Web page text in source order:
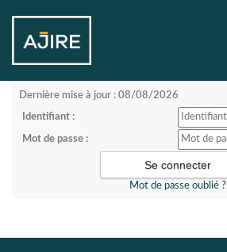
Dernière mise à jour : 08/08/2026
Identifiant :
Mot de passe :
Mot de passe oublié ?